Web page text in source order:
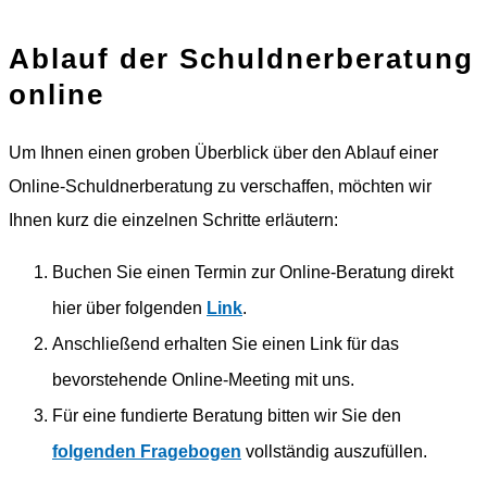
Ablauf der Schuldnerberatung
online
Um Ihnen einen groben Überblick über den Ablauf einer
Online-Schuldnerberatung zu verschaffen, möchten wir
Ihnen kurz die einzelnen Schritte erläutern:
Buchen Sie einen Termin zur Online-Beratung direkt
hier über folgenden Link.
Anschließend erhalten Sie einen Link für das
bevorstehende Online-Meeting mit uns.
Für eine fundierte Beratung bitten wir Sie den
folgenden Fragebogen vollständig auszufüllen.